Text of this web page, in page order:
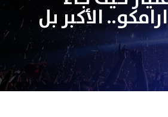
الأكبر بل